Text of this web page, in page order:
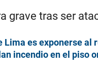
grave tras ser
Lima es exponerse
incendio en el piso